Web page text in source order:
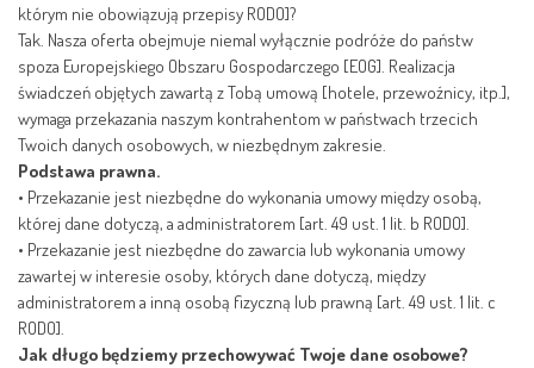
którym nie obowiązują przepisy RODO]?
Tak. Nasza oferta obejmuje niemal wyłącznie podróże do państw
spoza Europejskiego Obszaru Gospodarczego [EOG]. Realizacja
świadczeń objętych zawartą z Tobą umową [hotele, przewoźnicy, itp.],
wymaga przekazania naszym kontrahentom w państwach trzecich
Twoich danych osobowych, w niezbędnym zakresie.
Podstawa prawna.
• Przekazanie jest niezbędne do wykonania umowy między osobą,
której dane dotyczą, a administratorem [art. 49 ust. 1 lit. b RODO].
• Przekazanie jest niezbędne do zawarcia lub wykonania umowy
zawartej w interesie osoby, których dane dotyczą, między
administratorem a inną osobą fizyczną lub prawną [art. 49 ust. 1 lit. c
RODO].
Jak długo będziemy przechowywać Twoje dane osobowe?